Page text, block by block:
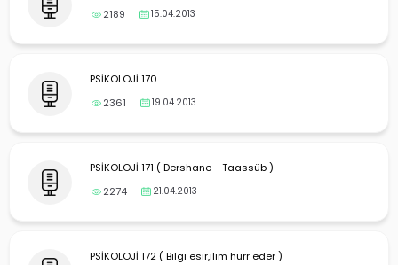
2189
15.04.2013
PSİKOLOJİ 170
2361
19.04.2013
PSİKOLOJİ 171 ( Dershane - Taassüb )
2274
21.04.2013
PSİKOLOJİ 172 ( Bilgi esir,ilim hürr eder )